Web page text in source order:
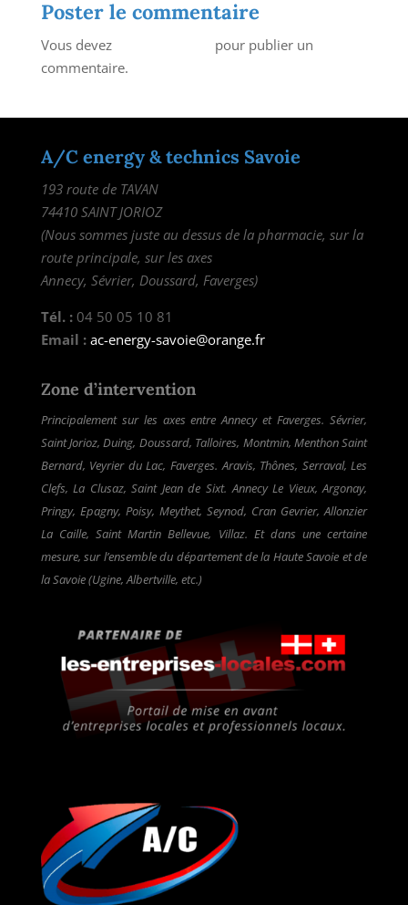
Poster le commentaire
Vous devez
pour publier un
commentaire.
A/C energy & technics Savoie
193 route de TAVAN
74410 SAINT JORIOZ
(Nous sommes juste au dessus de la pharmacie, sur la
route principale, sur les axes
Annecy, Sévrier, Doussard, Faverges)
Tél. : 04 50 05 10 81
Email : ac-energy-savoie@orange.fr
Zone d’intervention
Principalement sur les axes entre Annecy et Faverges. Sévrier,
Saint Jorioz, Duing, Doussard, Talloires, Montmin, Menthon Saint
Bernard, Veyrier du Lac, Faverges. Aravis, Thônes, Serraval, Les
Clefs, La Clusaz, Saint Jean de Sixt. Annecy Le Vieux, Argonay,
Pringy, Epagny, Poisy, Meythet, Seynod, Cran Gevrier, Allonzier
La Caille, Saint Martin Bellevue, Villaz. Et dans une certaine
mesure, sur l’ensemble du département de la Haute Savoie et de
la Savoie (Ugine, Albertville, etc.)